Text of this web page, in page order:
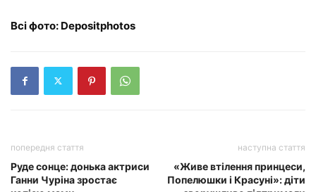
Всі фото: Depositphotos
попередня стаття
Руде сонце: донька актриси
Ганни Чуріна зростає
наступна стаття
«Живе втілення принцеси,
Попелюшки і Красуні»: діти